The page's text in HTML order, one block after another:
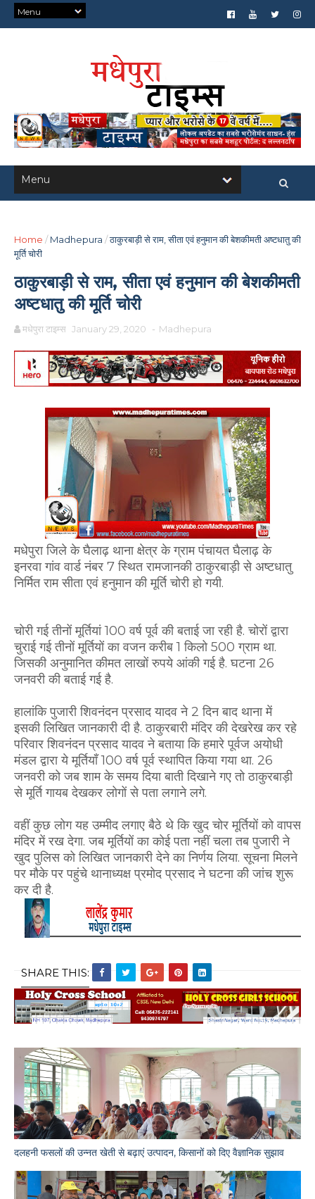
Home / Madhepura /ठाकुरबाड़ी से राम, सीता एवं हनुमान की बेशकीमती अष्टधातु की
मूर्ति चोरी
ठाकुरबाड़ी से राम, सीता एवं हनुमान की बेशकीमती
अष्टधातु की मूर्ति चोरी
मधेपुरा टाइम्स January 29, 2020 - Madhepura
मधेपुरा जिले के घैलाढ़ थाना क्षेत्र के ग्राम पंचायत घैलाढ़ के
इनरवा गांव वार्ड नंबर 7 स्थित रामजानकी ठाकुरबाड़ी से अष्टधातु
निर्मित राम सीता एवं हनुमान की मूर्ति चोरी हो गयी.
चोरी गई तीनों मूर्तियां 100 वर्ष पूर्व की बताई जा रही है. चोरों द्वारा
चुराई गई तीनों मूर्तियों का वजन करीब 1 किलो 500 ग्राम था.
जिसकी अनुमानित कीमत लाखों रुपये आंकी गई है. घटना 26
जनवरी की बताई गई है.
हालांकि पुजारी शिवनंदन प्रसाद यादव ने 2 दिन बाद थाना में
इसकी लिखित जानकारी दी है. ठाकुरबारी मंदिर की देखरेख कर रहे
परिवार शिवनंदन प्रसाद यादव ने बताया कि हमारे पूर्वज अयोधी
मंडल द्वारा ये मूर्तियाँ 100 वर्ष पूर्व स्थापित किया गया था. 26
जनवरी को जब शाम के समय दिया बाती दिखाने गए तो ठाकुरबाड़ी
से मूर्ति गायब देखकर लोगों से पता लगाने लगे.
वहीं कुछ लोग यह उम्मीद लगाए बैठे थे कि खुद चोर मूर्तियों को वापस
मंदिर में रख देगा. जब मूर्तियों का कोई पता नहीं चला तब पुजारी ने
खुद पुलिस को लिखित जानकारी देने का निर्णय लिया. सूचना मिलने
पर मौके पर पहुंचे थानाध्यक्ष प्रमोद प्रसाद ने घटना की जांच शुरू
कर दी है.
SHARE THIS:
दलहनी फसलों की उन्नत खेती से बढ़ाएं उत्पादन, किसानों को दिए वैज्ञानिक सुझाव